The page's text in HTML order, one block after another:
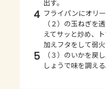
出す。
4 フライパンにオリ
（２）の玉ねぎを
えてサッと炒め、
加えフタをして弱火
5
（３）のいかを戻
しょうで味を調える